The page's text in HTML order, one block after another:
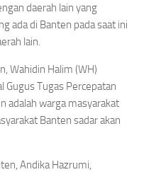
daerah lain yang
ada di Banten pada saat ini
lain.
Wahidin Halim (WH)
Gugus Tugas Percepatan
adalah warga masyarakat
Banten sadar akan
Andika Hazrumi,